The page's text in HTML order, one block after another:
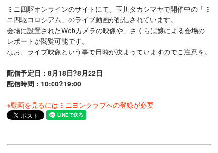
ミニ四駆オンラインのサイトにて、玉川タカシマヤで開催中の「ミ
ニ四駆コロシアム」のライブ動画が配信されています。
会場に設置されたWebカメラの映像や、さくらば嬢による会場の
レポートが閲覧可能です。
なお、ライブ映像という事で日時が決まっていますのでご注意を。
配信予定日：8月18日?8月22日
配信時間：10:00?19:00
※動画を見るにはミニヨンクラブへの登録が必要